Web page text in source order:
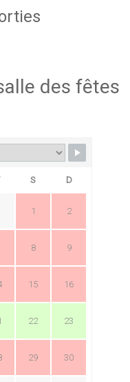
des fêtes
S D
1 2
8 9
15 16
22 23
29 30